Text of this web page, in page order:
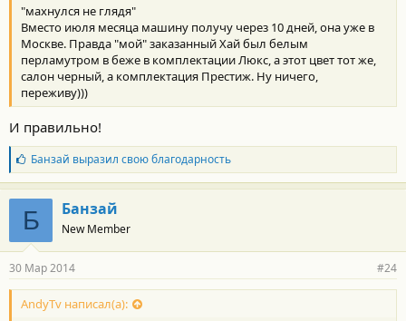
"махнулся не глядя"
Вместо июля месяца машину получу через 10 дней, она уже в
Москве. Правда "мой" заказанный Хай был белым
перламутром в беже в комплектации Люкс, а этот цвет тот же,
салон черный, а комплектация Престиж. Ну ничего,
переживу)))
И правильно!
Б
л
а
г
о
д
а
н
о
с
Банзай выразил свою благодарность
Б Банзай
New Member
30 Мар 2014 #24
AndyTv написал(а):